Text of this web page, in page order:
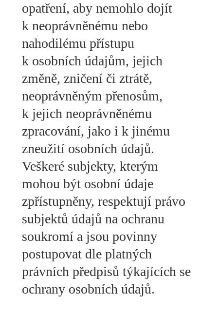
opatření, aby nemohlo dojít
k neoprávněnému nebo
nahodilému přístupu
k osobních údajům, jejich
změně, zničení či ztrátě,
neoprávněným přenosům,
k jejich neoprávněnému
zpracování, jako i k jinému
zneužití osobních údajů.
Veškeré subjekty, kterým
mohou být osobní údaje
zpřístupněny, respektují právo
subjektů údajů na ochranu
soukromí a jsou povinny
postupovat dle platných
právních předpisů týkajících se
ochrany osobních údajů.